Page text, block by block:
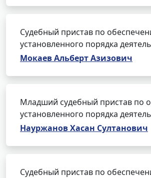
Судебный пристав по
установленного порядка
Мокаев Альберт Азизович
Младший судебный пристав по
установленного порядка
Науржанов Хасан Султанович
Судебный пристав по